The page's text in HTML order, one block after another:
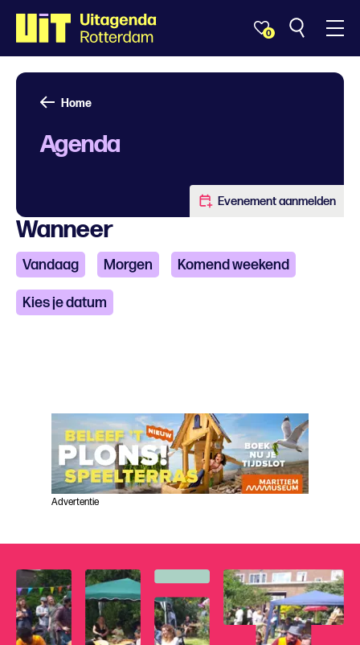
0
Home
Agenda
Evenement aanmelden
Wanneer
Vandaag Morgen Komend weekend
Kies je datum
Advertentie